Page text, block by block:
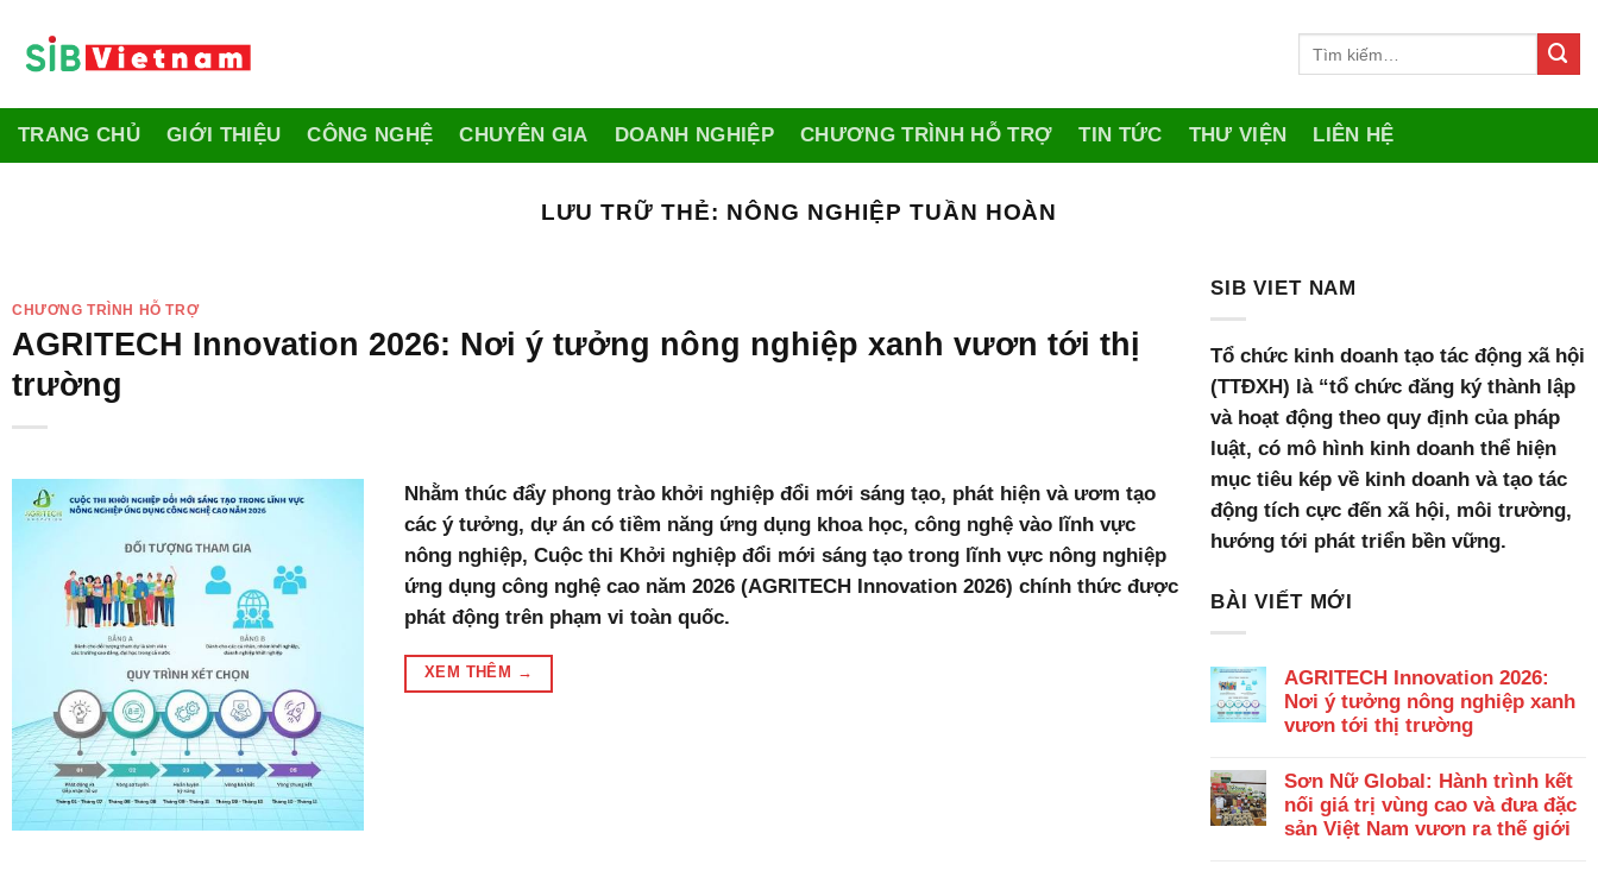
content
TRANG CHỦ GIỚI THIỆU CÔNG NGHỆ CHUYÊN GIA DOANH NGHIỆP CHƯƠNG TRÌNH HỖ TRỢ TIN TỨC THƯ VIỆN LIÊN HỆ
LƯU TRỮ THẺ: NÔNG NGHIỆP TUẦN HOÀN
CHƯƠNG TRÌNH HỖ TRỢ
AGRITECH Innovation 2026: Nơi ý tưởng nông nghiệp xanh vươn tới thị
trường
Nhằm thúc đẩy phong trào khởi nghiệp đổi mới sáng tạo, phát hiện và ươm tạo
các ý tưởng, dự án có tiềm năng ứng dụng khoa học, công nghệ vào lĩnh vực
nông nghiệp, Cuộc thi Khởi nghiệp đổi mới sáng tạo trong lĩnh vực nông nghiệp
ứng dụng công nghệ cao năm 2026 (AGRITECH Innovation 2026) chính thức được
phát động trên phạm vi toàn quốc.
XEM THÊM →
SIB VIET NAM
Tổ chức kinh doanh tạo tác động xã hội
(TTĐXH) là “tổ chức đăng ký thành lập
và hoạt động theo quy định của pháp
luật, có mô hình kinh doanh thể hiện
mục tiêu kép về kinh doanh và tạo tác
động tích cực đến xã hội, môi trường,
hướng tới phát triển bền vững.
BÀI VIẾT MỚI
AGRITECH Innovation 2026:
Nơi ý tưởng nông nghiệp xanh
vươn tới thị trường
Sơn Nữ Global: Hành trình kết
nối giá trị vùng cao và đưa đặc
sản Việt Nam vươn ra thế giới